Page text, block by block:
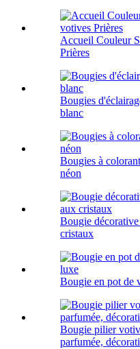
Accueil Couleur
Prières
Bougies
blanc
Bougies à
néon
Bougie
cristaux
Bougie en pot de
Bougie pilier
parfumée,